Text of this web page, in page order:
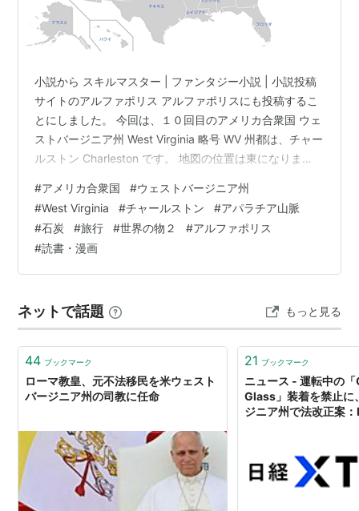
小説から スキルマスター | ファンタジー小説 | 小説投稿
サイトのアルファポリス アルファポリスにも投稿するこ
とにしました。 今回は、１０回目のアメリカ合衆国 ウェ
ストバージニア州 West Virginia 略号 WV 州都は、チャー
ルストン Charleston です。 地図の位置は東になりま
チア山脈中に位置しており[4][5][6][7]、山岳州[注 1]と
いう愛称で知られる。通常は「アパラチア」と呼ばれる
アパラチア地域委員会が管轄する地域にその全体が含ま
れる唯一の州である[8]。 ウェストバージニア州は、アメ
リカ合衆国の…
#アメリカ合衆国 #ウェストバージニア州
#West Virginia #チャールストン #アパラチア山脈
#石炭 #旅行 #世界の物２ #アルファポリス
#読書・漫画
ネットで話題 もっと見る
44 ブックマーク
ローマ教皇、元不法移民を米ウェスト
バージニア州の司教に任命
21 ブックマーク
ニュース - 運転中の
Glass」装着を禁止に
ジニア州で法改正案